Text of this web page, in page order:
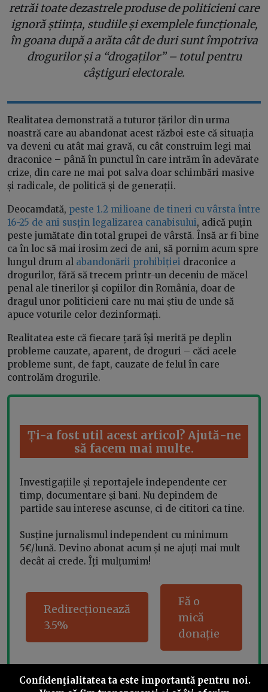
retrăi toate dezastrele produse de politicieni care
ignoră știința, studiile și exemplele funcționale,
în goana după a arăta cât de duri sunt împotriva
drogurilor și a “drogaților” – totul pentru
câștiguri electorale.
Realitatea demonstrată a tuturor țărilor din urma
noastră care au abandonat acest război este că situația
va deveni cu atât mai gravă, cu cât construim legi mai
draconice – până în punctul în care intrăm în adevărate
crize, din care ne mai pot salva doar schimbări masive
și radicale, de politică și de generații.
Deocamdată, peste 1.2 milioane de tineri cu vârsta între
16-25 de ani susțin legalizarea canabisului, adică puțin
peste jumătate din total grupei de vârstă. Însă ar fi bine
ca în loc să mai irosim zeci de ani, să pornim acum spre
lungul drum al abandonării prohibiției draconice a
drogurilor, fără să trecem printr-un deceniu de măcel
penal ale tinerilor și copiilor din România, doar de
dragul unor politicieni care nu mai știu de unde să
apuce voturile celor dezinformați.
Realitatea este că fiecare țară își merită pe deplin
probleme cauzate, aparent, de droguri – căci acele
probleme sunt, de fapt, cauzate de felul în care
controlăm drogurile.
Ți-a fost util acest articol? Ajută-ne
să facem mai multe.
Investigațiile și reportajele independente cer
timp, documentare și bani. Nu depindem de
partide sau interese ascunse, ci de cititori ca tine.
Susține jurnalismul independent cu minimum
5€/lună. Devino abonat acum și ne ajuți mai mult
decât ai crede. Îți mulțumim!
Redirecționează
3.5%
Fă o
mică
donație
Confidenţialitatea ta este importantă pentru noi.